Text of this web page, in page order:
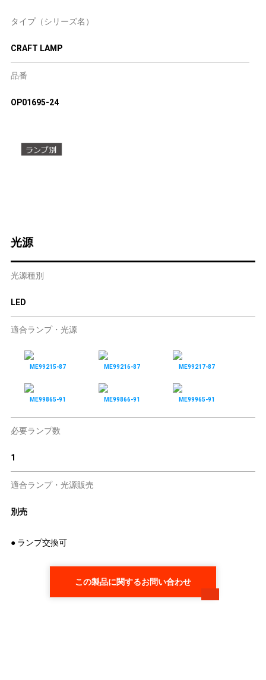
タイプ（シリーズ名）
CRAFT LAMP
品番
OP01695-24
光源
光源種別
LED
適合ランプ・光源
ME99215-87 ME99216-87 ME99217-87
ME99865-91 ME99866-91 ME99965-91
必要ランプ数
1
適合ランプ・光源販売
別売
● ランプ交換可
この製品に関するお問い合わせ